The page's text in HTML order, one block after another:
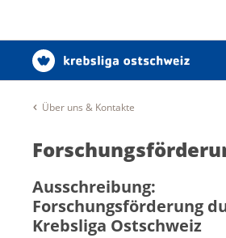
Über uns & Kontakte
Ausschreibung:
Forschungsförderung
Krebsliga Ostschweiz